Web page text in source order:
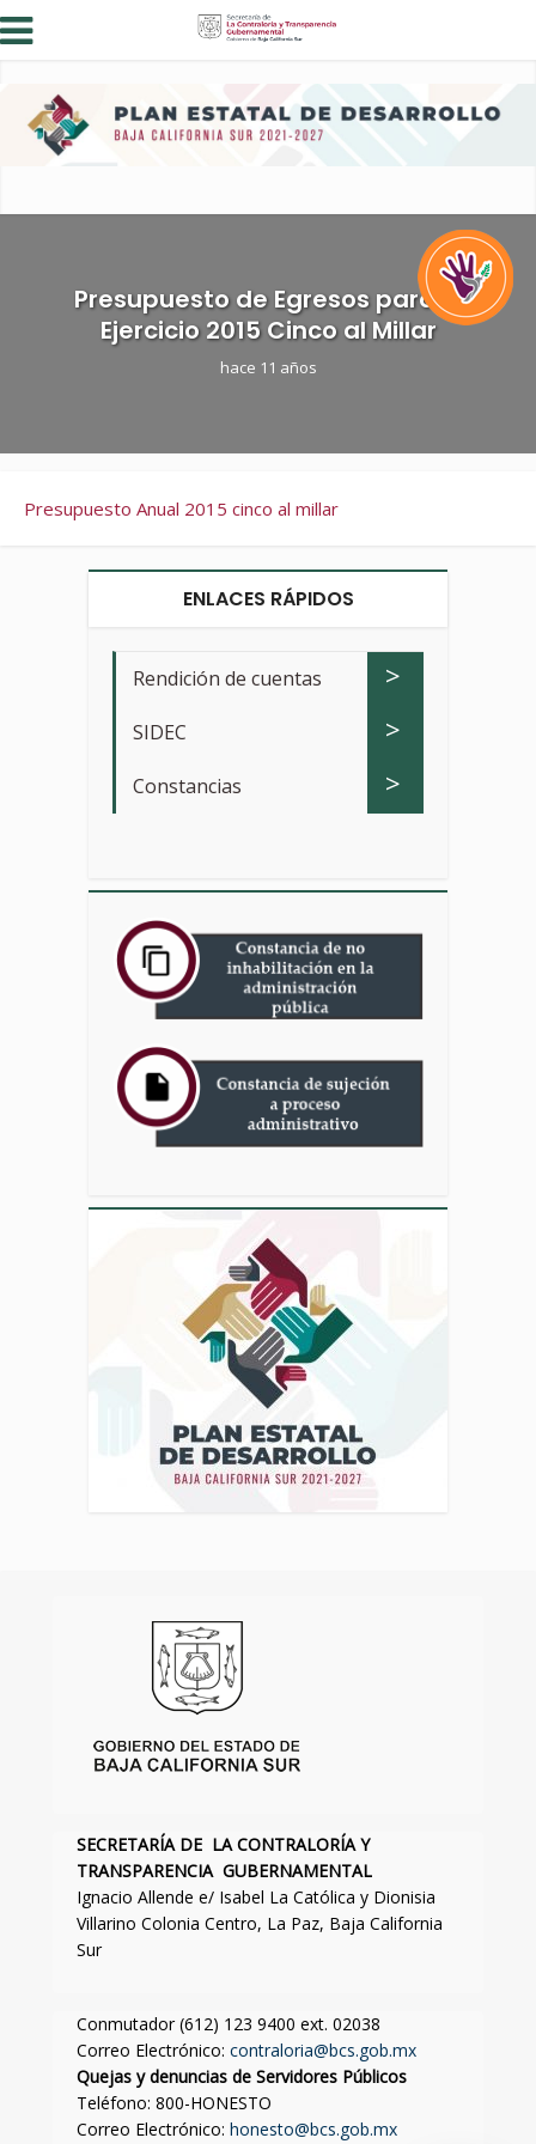
Presupuesto de Egresos para el
Ejercicio 2015 Cinco al Millar
hace 11 años
Presupuesto Anual 2015 cinco al millar
ENLACES RÁPIDOS
Rendición de cuentas >
SIDEC >
Constancias >
SECRETARÍA DE LA CONTRALORÍA Y
TRANSPARENCIA GUBERNAMENTAL
Ignacio Allende e/ Isabel La Católica y Dionisia
Villarino Colonia Centro, La Paz, Baja California
Sur
Conmutador (612) 123 9400 ext. 02038
Correo Electrónico: contraloria@bcs.gob.mx
Quejas y denuncias de Servidores Públicos
Teléfono: 800-HONESTO
Correo Electrónico: honesto@bcs.gob.mx